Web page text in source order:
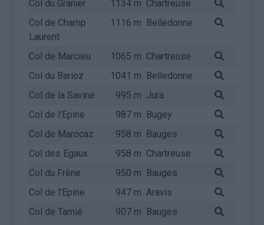
Col du Granier
1134 m Chartreuse
Col de Champ
Laurent
1116 m Belledonne
Col de Marcieu 1065 m Chartreuse
Col du Barioz
1041 m Belledonne
Col de la Savine
995 m Jura
Col de l'Epine
987 m Bugey
Col de Marocaz
958 m Bauges
Col des Egaux
958 m Chartreuse
Col du Frêne
950 m Bauges
Col de l'Epine
947 m Aravis
Col de Tamié
907 m Bauges